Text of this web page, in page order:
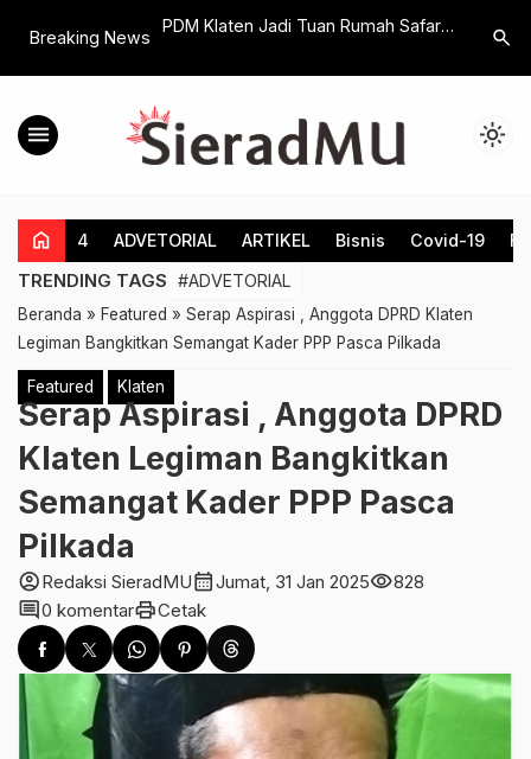
Breaking News
Market Day
PDM Klaten Jadi Tuan Rumah Safari
Solo Raya
Explore
search
menu light_mode
home 4 ADVETORIAL ARTIKEL Bisnis Covid-19
TRENDING TAGS #ADVETORIAL
Beranda » Featured » Serap Aspirasi , Anggota DPRD Klaten
Legiman Bangkitkan Semangat Kader PPP Pasca Pilkada
Featured Klaten
Serap Aspirasi , Anggota DPRD
Klaten Legiman Bangkitkan
Semangat Kader PPP Pasca
Pilkada
account_circleRedaksi SieradMUcalendar_monthJumat, 31 Jan 2025visibility828
comment0 komentarprintCetak